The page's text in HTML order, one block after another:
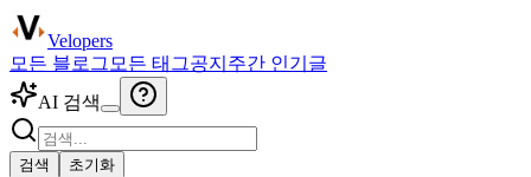
Velopers
모든 블로그 모든 태그공지 주간 인기글
AI 검색
검색 초기화